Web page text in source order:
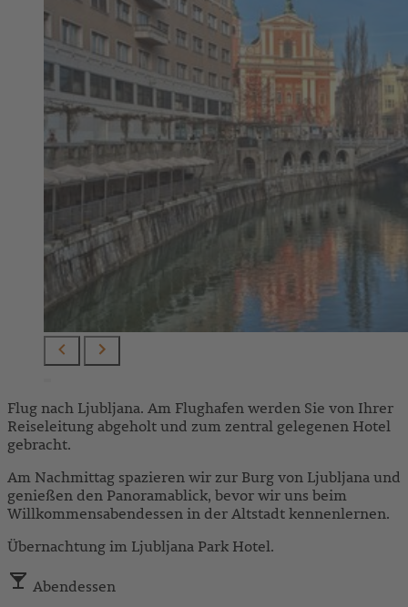
Flug nach Ljubljana. Am Flughafen werden Sie von Ihrer
Reiseleitung abgeholt und zum zentral gelegenen Hotel
gebracht.
Am Nachmittag spazieren wir zur Burg von Ljubljana und
genießen den Panoramablick, bevor wir uns beim
Willkommensabendessen in der Altstadt kennenlernen.
Übernachtung im Ljubljana Park Hotel.
Abendessen